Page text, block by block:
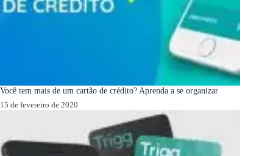
Você tem mais de um cartão de crédito? Aprenda a se organizar
15 de fevereiro de 2020